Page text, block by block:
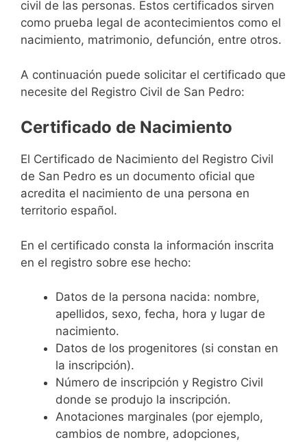
civil de las personas. Estos certificados sirven
como prueba legal de acontecimientos como el
nacimiento, matrimonio, defunción, entre otros.
A continuación puede solicitar el certificado que
necesite del Registro Civil de San Pedro:
Certificado de Nacimiento
El Certificado de Nacimiento del Registro Civil
de San Pedro es un documento oficial que
acredita el nacimiento de una persona en
territorio español.
En el certificado consta la información inscrita
en el registro sobre ese hecho:
Datos de la persona nacida: nombre,
apellidos, sexo, fecha, hora y lugar de
nacimiento.
Datos de los progenitores (si constan en
la inscripción).
Número de inscripción y Registro Civil
donde se produjo la inscripción.
Anotaciones marginales (por ejemplo,
cambios de nombre, adopciones,